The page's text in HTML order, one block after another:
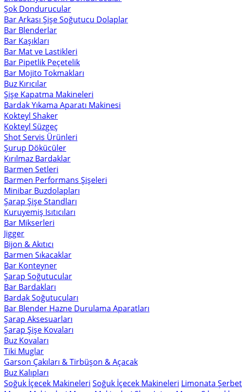
Şok Dondurucular
Bar Arkası Şişe Soğutucu Dolaplar
Bar Blenderlar
Bar Kaşıkları
Bar Mat ve Lastikleri
Bar Pipetlik Peçetelik
Bar Mojito Tokmakları
Buz Kırıcılar
Şişe Kapatma Makineleri
Bardak Yıkama Aparatı Makinesi
Kokteyl Shaker
Kokteyl Süzgeç
Shot Servis Ürünleri
Şurup Dökücüler
Kırılmaz Bardaklar
Barmen Setleri
Barmen Performans Şişeleri
Minibar Buzdolapları
Şarap Şişe Standları
Kuruyemiş Isıtıcıları
Bar Mikserleri
Jigger
Bijon & Akıtıcı
Barmen Sıkacaklar
Bar Konteyner
Şarap Soğutucular
Bar Bardakları
Bardak Soğutucuları
Bar Blender Hazne Durulama Aparatları
Şarap Aksesuarları
Şarap Şişe Kovaları
Buz Kovaları
Tiki Muglar
Garson Çakıları & Tirbüşon & Açacak
Buz Kalıpları
Soğuk İçecek Makineleri Soğuk İçecek Makineleri Limonata